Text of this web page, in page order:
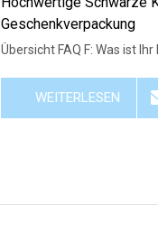
Geschenkverpackung
Übersicht FAQ F: Was ist
WEITERLESEN